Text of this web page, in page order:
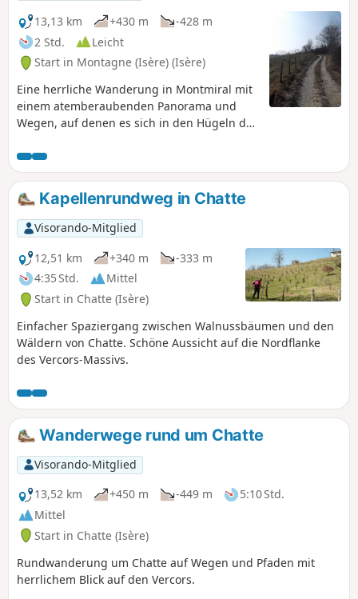
13,13 km
+430 m
-428 m
2 Std.
Leicht
Start in Montagne (Isère) (Isère)
Eine herrliche Wanderung in Montmiral mit
einem atemberaubenden Panorama und
Wegen, auf denen es sich in den Hügeln der
Kapellenrundweg in Chatte
Visorando-Mitglied
12,51 km
+340 m
-333 m
4:35 Std.
Mittel
Start in Chatte (Isère)
Einfacher Spaziergang zwischen Walnussbäumen und den
Wäldern von Chatte. Schöne Aussicht auf die Nordflanke
des Vercors-Massivs.
Wanderwege rund um Chatte
Visorando-Mitglied
13,52 km
+450 m -449 m
5:10 Std.
Mittel
Start in Chatte (Isère)
Rundwanderung um Chatte auf Wegen und Pfaden mit
herrlichem Blick auf den Vercors.